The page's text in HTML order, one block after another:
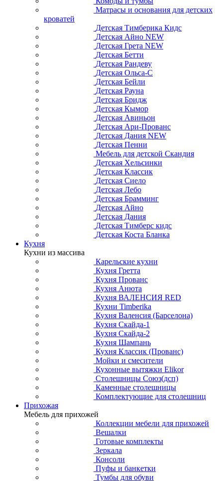
Матрасы и основания для детских
кроватей
Детская Тимберика Кидс
Детская Айно NEW
Детская Грета NEW
Детская Бетти
Детская Рандеву
Детская Ольса-С
Детская Бейли
Детская Рауна
Детская Бридж
Детская Кымор
Детская Авиньон
Детская Ари-Прованс
Детская Дания NEW
Детская Пенни
Мебель для детской Скандия
Детская Хельсинки
Детская Классик
Детская Сиело
Детская Лебо
Детская Брамминг
Детская Айно
Детская Дания
Детская Тимберс кидс
Детская Коста Бланка
Кухня
Кухни из массива
Карельские кухни
Кухня Гретта
Кухня Прованс
Кухня Анюта
Кухня ВАЛЕНСИЯ RED
Кухни Timberika
Кухня Валенсия (Барселона)
Кухня Скайда-1
Кухня Скайда-2
Кухня Шампань
Кухня Классик (Прованс)
Мойки и смесители
Кухонные вытяжки Elikor
Столешницы Союз(дсп)
Каменные столешницы
Комплектующие для столешниц
Прихожая
Мебель для прихожей
Коллекции мебели для прихожей
Вешалки
Готовые комплекты
Зеркала
Консоли
Пуфы и банкетки
Тумбы для обуви